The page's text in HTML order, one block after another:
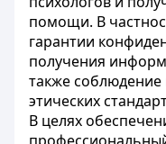
помощи. В
гарантии
получения
также
этических
В целях